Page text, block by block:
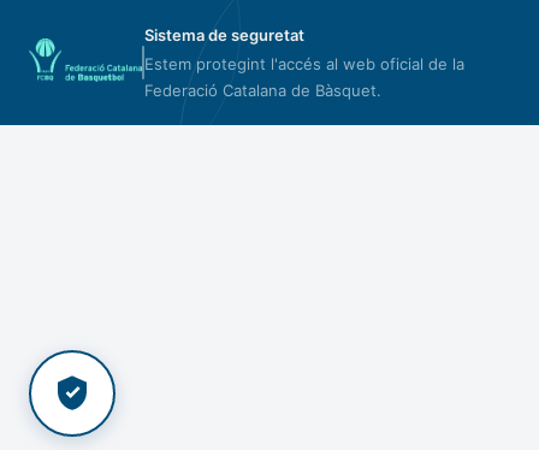
Sistema de seguretat
Estem protegint l'accés al web oficial de la
Federació Catalana de Bàsquet.